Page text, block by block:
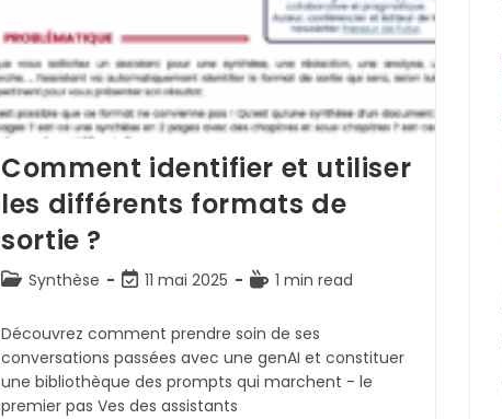
Comment identifier et utiliser
les différents formats de
sortie ?
PostSynthèse
Dernière
de
publication :
11 mai 2025
Temps
lecture :
1 min read
Découvrez comment prendre soin de ses
conversations passées avec une genAI et constituer
une bibliothèque des prompts qui marchent - le
premier pas Ves des assistants